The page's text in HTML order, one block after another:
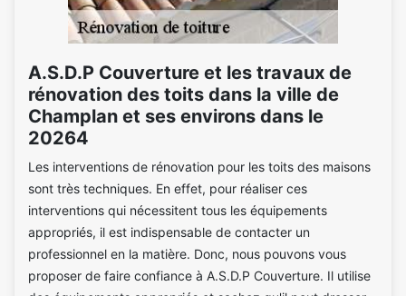
A.S.D.P Couverture et les travaux de
rénovation des toits dans la ville de
Champlan et ses environs dans le
20264
Les interventions de rénovation pour les toits des maisons
sont très techniques. En effet, pour réaliser ces
interventions qui nécessitent tous les équipements
appropriés, il est indispensable de contacter un
professionnel en la matière. Donc, nous pouvons vous
proposer de faire confiance à A.S.D.P Couverture. Il utilise